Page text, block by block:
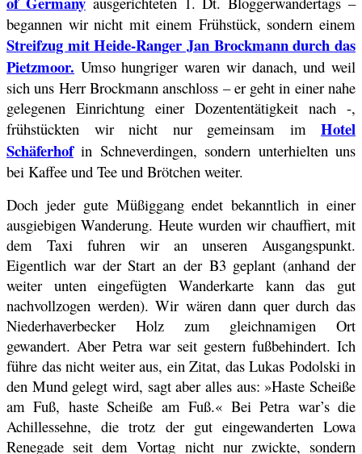
begannen wir nicht mit einem Frühstück, sondern einem
Streifzug mit Heide-Ranger Jan Brockmann durch das
Pietzmoor. Umso hungriger waren wir danach, und weil
sich uns Herr Brockmann anschloss – er geht in einer nahe
gelegenen Einrichtung einer Dozententätigkeit nach -,
frühstückten wir nicht nur gemeinsam im Hotel
Schäferhofin Schneverdingen, sondern unterhielten uns
bei Kaffee und Tee und Brötchen weiter.
Doch jeder gute Müßiggang endet bekanntlich in einer
ausgiebigen Wanderung. Heute wurden wir chauffiert, mit
dem Taxi fuhren wir an unseren Ausgangspunkt.
Eigentlich war der Start an der B3 geplant (anhand der
weiter unten eingefügten Wanderkarte kann das gut
nachvollzogen werden). Wir wären dann quer durch das
Niederhaverbecker Holz zum gleichnamigen Ort
gewandert. Aber Petra war seit gestern fußbehindert. Ich
führe das nicht weiter aus, ein Zitat, das Lukas Podolski in
den Mund gelegt wird, sagt aber alles aus: »Haste Scheiße
am Fuß, haste Scheiße am Fuß.« Bei Petra war’s die
Achillessehne, die trotz der gut eingewanderten Lowa
Renegade seit dem Vortag nicht nur zwickte, sondern